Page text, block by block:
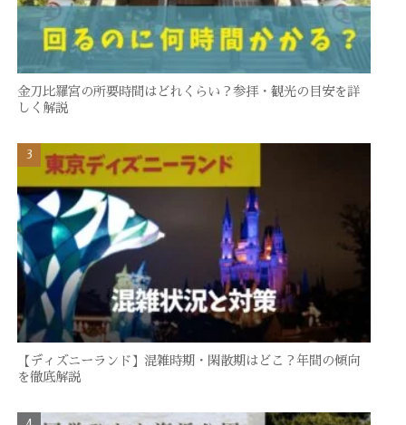
金刀比羅宮の所要時間はどれくらい？参拝・観光の目安を詳
しく解説
【ディズニーランド】混雑時期・閑散期はどこ？年間の傾向
を徹底解説